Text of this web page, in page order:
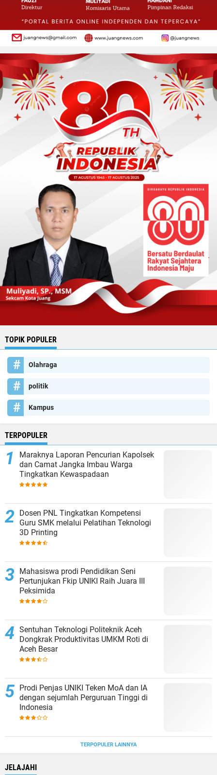
TOPIK POPULER
Olahraga
politik
Kampus
TERPOPULER
Maraknya Laporan Pencurian Kapolsek
dan Camat Jangka Imbau Warga
Tingkatkan Kewaspadaan
Dosen PNL Tingkatkan Kompetensi
Guru SMK melalui Pelatihan Teknologi
3D Printing
Mahasiswa prodi Pendidikan Seni
Pertunjukan Fkip UNIKI Raih Juara III
Peksimida
Sentuhan Teknologi Politeknik Aceh
Dongkrak Produktivitas UMKM Roti di
Aceh Besar
Prodi Penjas UNIKI Teken MoA dan IA
dengan sejumlah Perguruan Tinggi di
Indonesia
TERPOPULER LAINNYA
JELAJAHI